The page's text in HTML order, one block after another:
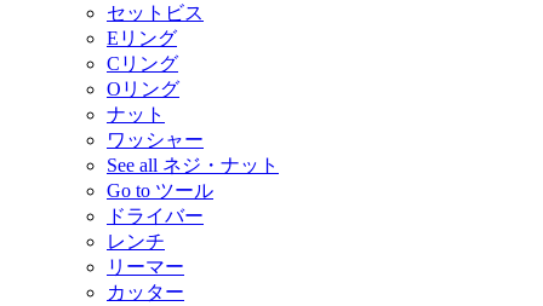
セットビス
Eリング
Cリング
Oリング
ナット
ワッシャー
See all ネジ・ナット
Go to ツール
ドライバー
レンチ
リーマー
カッター